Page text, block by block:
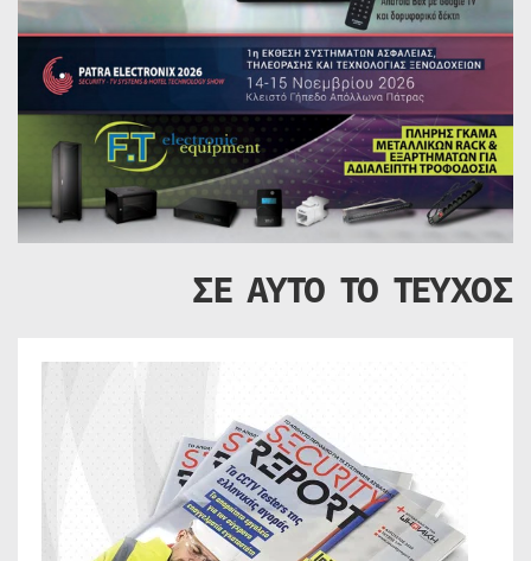
ΣΕ ΑΥΤΟ ΤΟ ΤΕΥΧΟΣ